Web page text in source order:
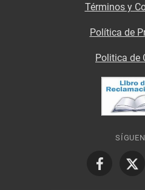
Términos y
Política de
Politica de